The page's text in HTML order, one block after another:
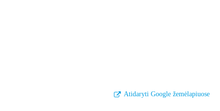
Atidaryti Google žemėlapiuose